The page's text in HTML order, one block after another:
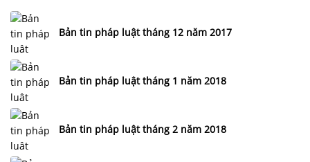
Bản tin pháp luật tháng 12 năm 2017
Bản tin pháp luật tháng 1 năm 2018
Bản tin pháp luật tháng 2 năm 2018